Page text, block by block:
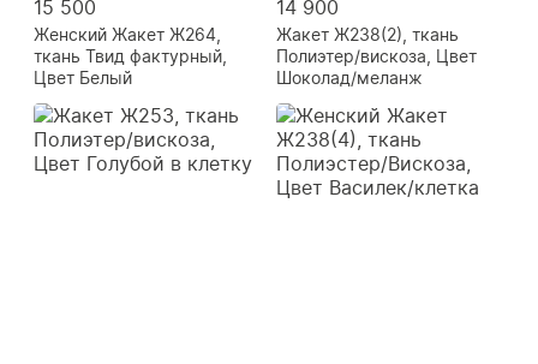
15 500
Женский Жакет Ж264,
ткань Твид фактурный,
Цвет Белый
14 900
Жакет Ж238(2), ткань
Полиэтер/вискоза, Цвет
Шоколад/меланж